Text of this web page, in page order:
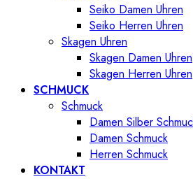
Seiko Damen Uhren
Seiko Herren Uhren
Skagen Uhren
Skagen Damen Uhren
Skagen Herren Uhren
SCHMUCK
Schmuck
Damen Silber
Damen Schmuck
Herren Schmuck
KONTAKT